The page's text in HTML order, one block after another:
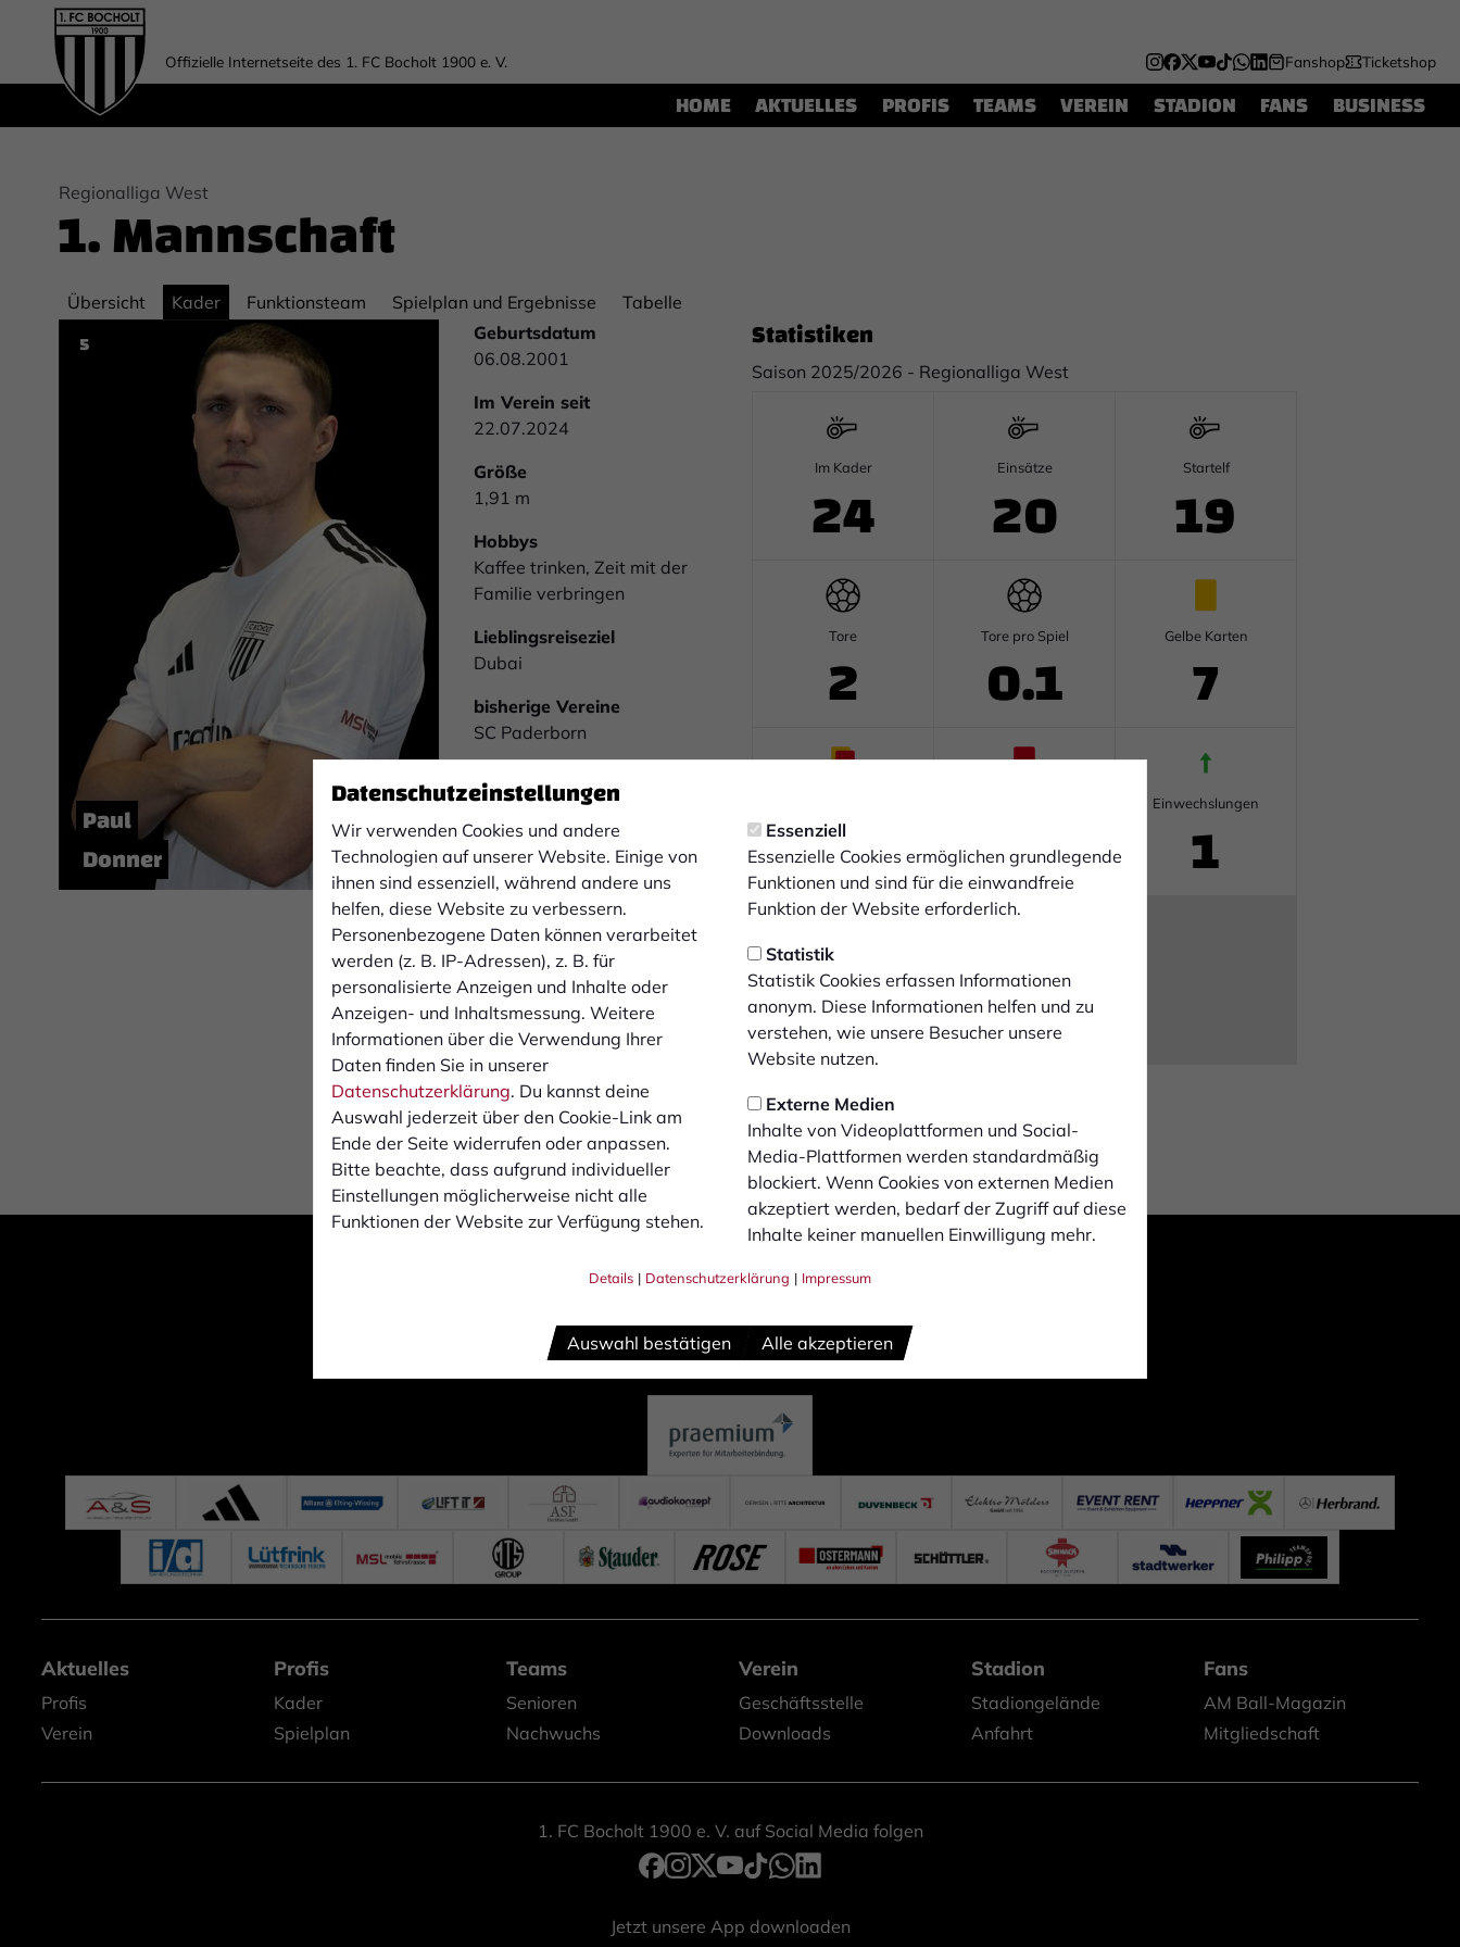
Datenschutzeinstellungen
Wir verwenden Cookies und andere
Technologien auf unserer Website. Einige von
ihnen sind essenziell, während andere uns
helfen, diese Website zu verbessern.
Personenbezogene Daten können verarbeitet
werden (z. B. IP-Adressen), z. B. für
personalisierte Anzeigen und Inhalte oder
Anzeigen- und Inhaltsmessung. Weitere
Informationen über die Verwendung Ihrer
Daten finden Sie in unserer
Datenschutzerklärung. Du kannst deine
Auswahl jederzeit über den Cookie-Link am
Ende der Seite widerrufen oder anpassen.
Bitte beachte, dass aufgrund individueller
Einstellungen möglicherweise nicht alle
Funktionen der Website zur Verfügung stehen.
Essenziell
Essenzielle Cookies ermöglichen grundlegende
Funktionen und sind für die einwandfreie
Funktion der Website erforderlich.
Statistik
Statistik Cookies erfassen Informationen
anonym. Diese Informationen helfen und zu
verstehen, wie unsere Besucher unsere
Website nutzen.
Externe Medien
Inhalte von Videoplattformen und Social-
Media-Plattformen werden standardmäßig
blockiert. Wenn Cookies von externen Medien
akzeptiert werden, bedarf der Zugriff auf diese
Inhalte keiner manuellen Einwilligung mehr.
Details | Datenschutzerklärung | Impressum
Auswahl bestätigen Alle akzeptieren
Offizielle Internetseite des 1. FC Bocholt 1900 e. V. Fanshop Ticketshop
HOME AKTUELLES PROFIS TEAMS VEREIN STADION FANS BUSINESS
Regionalliga West
1. Mannschaft
Übersicht Kader Funktionsteam Spielplan und Ergebnisse Tabelle
5
Paul
Donner
Geburtsdatum
06.08.2001
Im Verein seit
22.07.2024
Größe
1,91 m
Hobbys
Kaffee trinken, Zeit mit der
Familie verbringen
Lieblingsreiseziel
Dubai
bisherige Vereine
SC Paderborn
Maximalen Erfolg
persönliche Ziele
persönliche
Weiterentwicklung, nächsten
Schritte gehen
Fuß
rechts
Social Media
Statistiken
Saison 2025/2026 - Regionalliga West
Im Kader
24
Einsätze
20
Startelf
19
Tore
2
Tore pro Spiel
0.1
Gelbe Karten
7
0 1
Einwechslungen
1
Auswechslungen
6
Aktuelles
Profis
Verein
Profis
Kader
Spielplan
Teams
Senioren
Nachwuchs
Verein
Geschäftsstelle
Downloads
Stadion
Stadiongelände
Anfahrt
Fans
AM Ball-Magazin
Mitgliedschaft
1. FC Bocholt 1900 e. V. auf Social Media folgen
Jetzt unsere App downloaden